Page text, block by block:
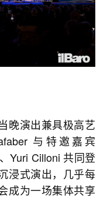
晚演出兼具极高艺
与特邀嘉宾
Yuri Cilloni 共同登
浸式演出，几乎每
成为一场集体共享